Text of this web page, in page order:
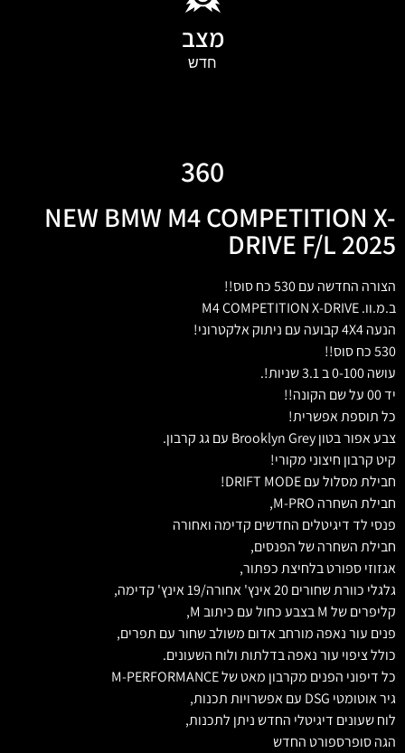
מצב
חדש
360
NEW BMW M4 COMPETITION X-
DRIVE F/L 2025
הצורה החדשה עם 530 כח סוס!!
ב.מ.וו. M4 COMPETITION X-DRIVE
הנעה 4X4 קבועה עם ניתוק אלקטרוני!
530 כח סוס!!
עושה 0-100 ב 3.1 שניות!.
יד 00 על שם הקונה!!
כל תוספת אפשרית!
צבע אפור בטון Brooklyn Grey עם גג קרבון.
קיט קרבון חיצוני מקורי!
חבילת מסלול עם DRIFT MODE!
חבילת השחרה M-PRO,
פנסי לד דיגיטלים החדשים קדימה ואחורה
חבילת השחרה של הפנסים,
אגזוזי ספורט בלחיצת כפתור,
גלגלי כוורת שחורים 20 אינץ' אחורה/19 אינץ' קדימה,
קליפרים של M בצבע כחול עם כיתוב M,
פנים עור נאפה מורחב אדום משולב שחור עם תפרים,
כולל ציפוי עור נאפה בדלתות ולוח השעונים.
כל דיפוני הפנים מקרבון מאט של M-PERFORMANCE
גיר אוטומטי DSG עם אפשרויות תכנות,
לוח שעונים דיגיטלי החדש ניתן לתכנות,
הגה סופרספורט החדש